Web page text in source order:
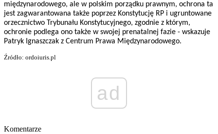
międzynarodowego, ale w polskim porządku prawnym, ochrona ta
jest zagwarantowana także poprzez Konstytucję RP i ugruntowane
orzecznictwo Trybunału Konstytucyjnego, zgodnie z którym,
ochronie podlega ono także w swojej prenatalnej fazie - wskazuje
Patryk Ignaszczak z Centrum Prawa Międzynarodowego.
Źródło: ordoiuris.pl
ad
Komentarze